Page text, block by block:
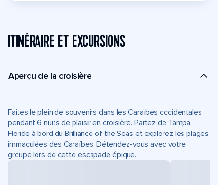
ITINÉRAIRE ET EXCURSIONS
Aperçu de la croisière
Faites le plein de souvenirs dans les Caraïbes occidentales
pendant 6 nuits de plaisir en croisière. Partez de Tampa,
Floride à bord du Brilliance of the Seas et explorez les plages
immaculées des Caraïbes. Détendez-vous avec votre
groupe lors de cette escapade épique.